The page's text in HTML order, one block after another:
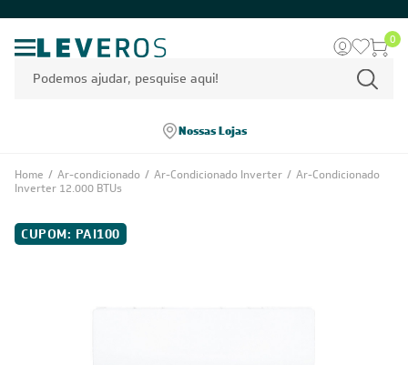
0
Nossas Lojas
Home / Ar-condicionado / Ar-Condicionado Inverter / Ar-Condicionado
Inverter 12.000 BTUs
CUPOM: PAI100